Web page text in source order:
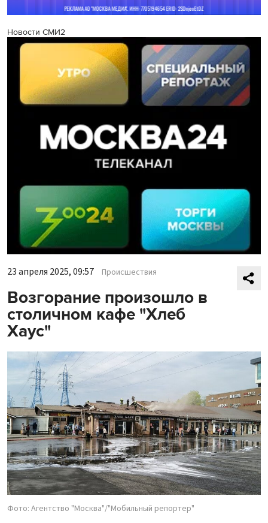
Новости СМИ2
23 апреля 2025, 09:57 Происшествия
Возгорание произошло в
столичном кафе "Хлеб
Хаус"
Фото: Агентство "Москва"/"Мобильный репортер"